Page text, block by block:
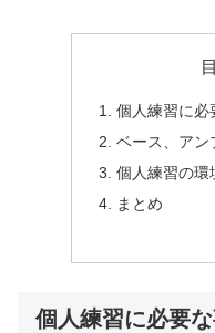
個人練習に必
ベース、アン
個人練習の環
まとめ
個人練習に必要